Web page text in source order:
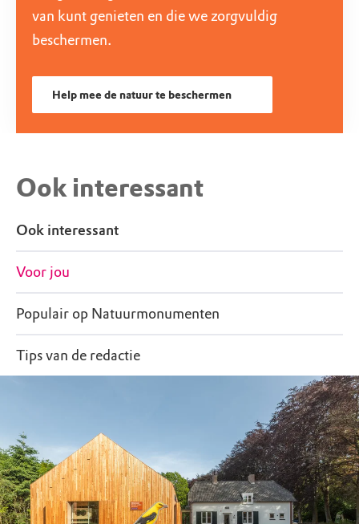
van kunt genieten en die we zorgvuldig
beschermen.
Help mee de natuur te beschermen
Ook interessant
Ook interessant
Voor jou
Populair op Natuurmonumenten
Tips van de redactie